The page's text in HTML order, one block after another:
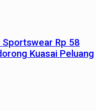
Sportswear Rp 58
Kuasai Peluang